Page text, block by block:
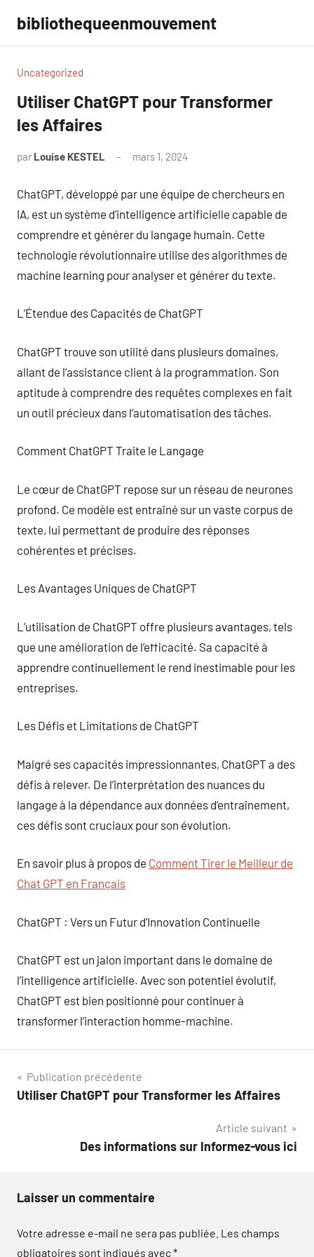
contenu
bibliothequeenmouvement
Uncategorized
Utiliser ChatGPT pour Transformer
les Affaires
par Louise KESTEL mars 1, 2024
ChatGPT, développé par une équipe de chercheurs en
IA, est un système d’intelligence artificielle capable de
comprendre et générer du langage humain. Cette
technologie révolutionnaire utilise des algorithmes de
machine learning pour analyser et générer du texte.
L’Étendue des Capacités de ChatGPT
ChatGPT trouve son utilité dans plusieurs domaines,
allant de l’assistance client à la programmation. Son
aptitude à comprendre des requêtes complexes en fait
un outil précieux dans l’automatisation des tâches.
Comment ChatGPT Traite le Langage
Le cœur de ChatGPT repose sur un réseau de neurones
profond. Ce modèle est entraîné sur un vaste corpus de
texte, lui permettant de produire des réponses
cohérentes et précises.
Les Avantages Uniques de ChatGPT
L’utilisation de ChatGPT offre plusieurs avantages, tels
que une amélioration de l’efficacité. Sa capacité à
apprendre continuellement le rend inestimable pour les
entreprises.
Les Défis et Limitations de ChatGPT
Malgré ses capacités impressionnantes, ChatGPT a des
défis à relever. De l’interprétation des nuances du
langage à la dépendance aux données d’entraînement,
ces défis sont cruciaux pour son évolution.
En savoir plus à propos de Comment Tirer le Meilleur de
Chat GPT en Français
ChatGPT : Vers un Futur d’Innovation Continuelle
ChatGPT est un jalon important dans le domaine de
l’intelligence artificielle. Avec son potentiel évolutif,
ChatGPT est bien positionné pour continuer à
transformer l’interaction homme-machine.
Navigation
de
Publication précédente
Utiliser ChatGPT pour Transformer les Affaires
Article suivant
Des informations sur Informez-vous ici
Laisser un commentaire
Votre adresse e-mail ne sera pas publiée. Les champs
obligatoires sont indiqués avec*